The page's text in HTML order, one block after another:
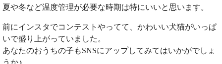
夏や冬など温度管理が必要な時期は特にいいと思います。
前にインスタでコンテストやってて、かわいい犬猫がいっぱ
いで盛り上がっていました。
あなたのおうちの子もSNSにアップしてみてはいかがでしょ
うか♪